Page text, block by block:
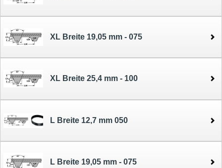
XL Breite 19,05 mm - 075
XL Breite 25,4 mm - 100
L Breite 12,7 mm 050
L Breite 19,05 mm - 075